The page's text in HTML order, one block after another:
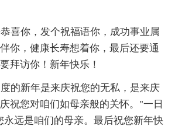
喜你，发个祝福语你，成功事业属
你，健康长寿想着你，最后还要通
拜访你！新年快乐！
的新年是来庆祝您的无私，是来庆
祝您对咱们如母亲般的关怀。"一日
永远是咱们的母亲。最后祝您新年快